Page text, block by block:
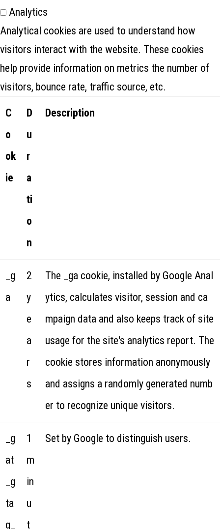
Analytics
Analytical cookies are used to understand how
visitors interact with the website. These cookies
help provide information on metrics the number of
visitors, bounce rate, traffic source, etc.
C
o
ok
ie
D
u
r
a
ti
o
n
Description
_g
a
2
y
e
a
r
s
The _ga cookie, installed by Google Anal
ytics, calculates visitor, session and ca
mpaign data and also keeps track of site
usage for the site's analytics report. The
cookie stores information anonymously
and assigns a randomly generated numb
er to recognize unique visitors.
_g
at
_g
ta
g_
1
m
in
u
t
Set by Google to distinguish users.